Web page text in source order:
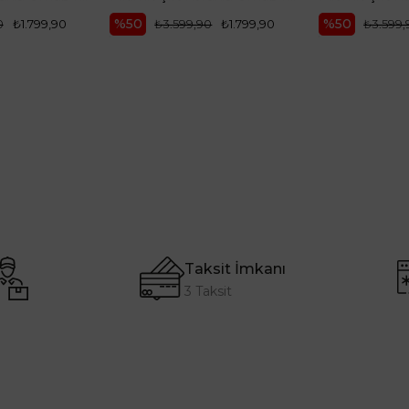
₺1.799,90
%50
₺1.799,90
₺3.599,90
%50
Taksit İmkanı
3 Taksit